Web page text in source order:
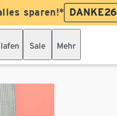
sparen!* DANKE26
Sale Mehr